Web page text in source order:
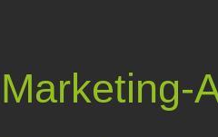
Marketing-